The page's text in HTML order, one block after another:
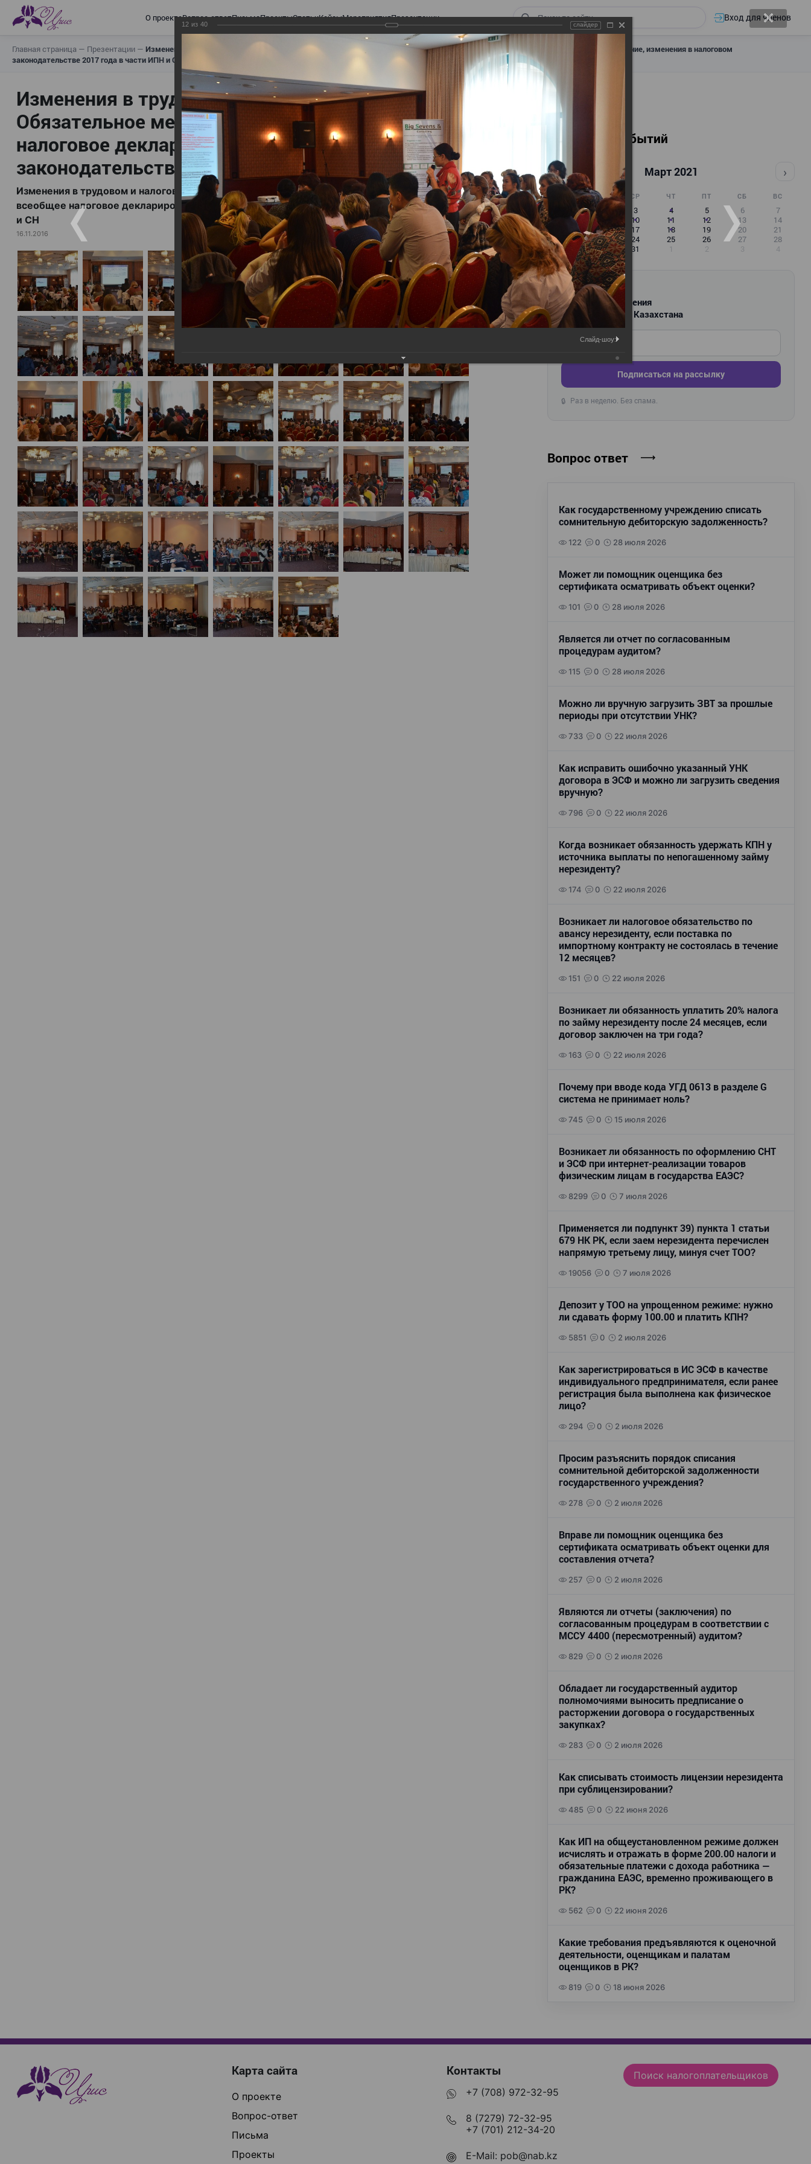
О проектеВопрос-ответПисьмаПроектыСтатьиКейсыМероприятияПрезентации Вход для членов
Главная страница — Презентации — Изменения в трудовом и налоговом законодательстве: Обязательное медицинское страхование, всеобщее налоговое декларирование, изменения в налоговом
законодательстве 2017 года в части ИПН и СН
Изменения в трудовом и налоговом законодательстве:
Обязательное медицинское страхование, всеобщее
налоговое декларирование, изменения в налоговом
законодательстве 2017 года в части ИПН и СН
Изменения в трудовом и налоговом законодательстве: Обязательное медицинское страхование,
всеобщее налоговое декларирование, изменения в налоговом законодательстве 2017 года в части ИПН
и СН
16.11.2016
Календарь событий
‹ Март 2021 ›
ВТ СР ЧТ ПТ СБ ВС
2 3 4 5 6
7
9 10 11 12 13
14
16 17 18 19 20
21
22
23 24 25 26 27
28
29
30 31 1 2 3 4
РАССЫЛКА
Новости и изменения
для бухгалтеров Казахстана
Введите ваш e-mail
Подписаться на рассылку
🔒 Раз в неделю. Без спама.
Вопрос ответ
Как государственному учреждению списать
сомнительную дебиторскую задолженность?
122 0 28 июля 2026
Может ли помощник оценщика без
сертификата осматривать объект оценки?
101 0 28 июля 2026
Является ли отчет по согласованным
процедурам аудитом?
115 0 28 июля 2026
Можно ли вручную загрузить ЗВТ за прошлые
периоды при отсутствии УНК?
733 0 22 июля 2026
Как исправить ошибочно указанный УНК
договора в ЭСФ и можно ли загрузить сведения
вручную?
796 0 22 июля 2026
Когда возникает обязанность удержать КПН у
источника выплаты по непогашенному займу
нерезиденту?
174 0 22 июля 2026
Возникает ли налоговое обязательство по
авансу нерезиденту, если поставка по
импортному контракту не состоялась в течение
12 месяцев?
151 0 22 июля 2026
Возникает ли обязанность уплатить 20% налога
по займу нерезиденту после 24 месяцев, если
договор заключен на три года?
163 0 22 июля 2026
Почему при вводе кода УГД 0613 в разделе G
система не принимает ноль?
745 0 15 июля 2026
Возникает ли обязанность по оформлению СНТ
и ЭСФ при интернет-реализации товаров
физическим лицам в государства ЕАЭС?
8299 0 7 июля 2026
Применяется ли подпункт 39) пункта 1 статьи
679 НК РК, если заем нерезидента перечислен
напрямую третьему лицу, минуя счет ТОО?
19056 0 7 июля 2026
Депозит у ТОО на упрощенном режиме: нужно
ли сдавать форму 100.00 и платить КПН?
5851 0 2 июля 2026
Как зарегистрироваться в ИС ЭСФ в качестве
индивидуального предпринимателя, если ранее
регистрация была выполнена как физическое
лицо?
294 0 2 июля 2026
Просим разъяснить порядок списания
сомнительной дебиторской задолженности
государственного учреждения?
278 0 2 июля 2026
Вправе ли помощник оценщика без
сертификата осматривать объект оценки для
составления отчета?
257 0 2 июля 2026
Являются ли отчеты (заключения) по
согласованным процедурам в соответствии с
МССУ 4400 (пересмотренный) аудитом?
829 0 2 июля 2026
Обладает ли государственный аудитор
полномочиями выносить предписание о
расторжении договора о государственных
закупках?
283 0 2 июля 2026
Как списывать стоимость лицензии нерезидента
при сублицензировании?
485 0 22 июня 2026
Как ИП на общеустановленном режиме должен
исчислять и отражать в форме 200.00 налоги и
обязательные платежи с дохода работника —
гражданина ЕАЭС, временно проживающего в
РК?
562 0 22 июня 2026
Какие требования предъявляются к оценочной
деятельности, оценщикам и палатам
оценщиков в РК?
819 0 18 июня 2026
Карта сайта
О проекте
Вопрос-ответ
Письма
Проекты
Контакты
+7 (708) 972-32-95
8 (7279) 72-32-95
+7 (701) 212-34-20
E-Mail: pob@nab.kz
Поиск налогоплательщиков
12 из 40 слайдер
Слайд-шоу: